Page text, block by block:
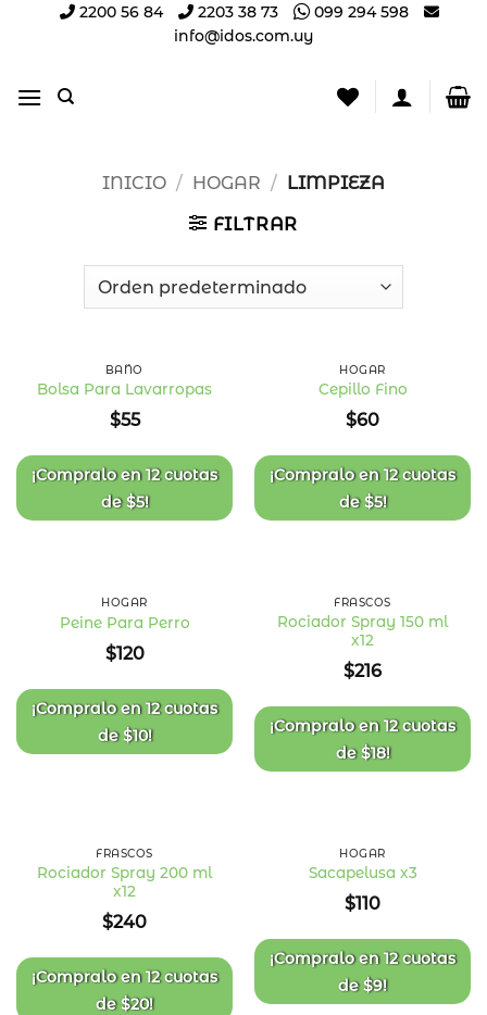
2200 56 84 2203 38 73
099 294 598
info@idos.com.uy
INICIO / HOGAR / LIMPIEZA
FILTRAR
de
deseos
BAÑO
Bolsa Para Lavarropas
$55
¡Compralo en12 cuotas
de$5!
de
deseos
HOGAR
Cepillo Fino
$60
¡Compralo en12 cuotas
de$5!
de
deseos
HOGAR
Peine Para Perro
$120
¡Compralo en12 cuotas
de$10!
FRASCOS
Rociador Spray 150 ml
x12
$216
¡Compralo en12 cuotas
de$18!
FRASCOS
Rociador Spray 200 ml
x12
$240
¡Compralo en12 cuotas
de$20!
de
deseos
HOGAR
Sacapelusa x3
$110
¡Compralo en12 cuotas
de$9!